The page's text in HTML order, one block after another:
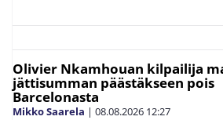
Olivier Nkamhouan kilpailija
jättisumman päästäkseen pois
Barcelonasta
Mikko Saarela | 08.08.2026 12:27